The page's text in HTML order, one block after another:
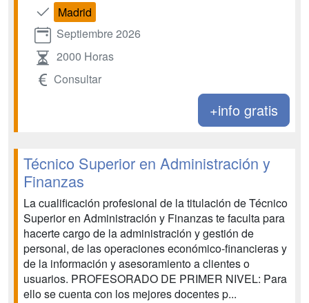
Madrid
Septiembre 2026
2000 Horas
Consultar
+info gratis
Técnico Superior en Administración y
Finanzas
La cualificación profesional de la titulación de Técnico
Superior en Administración y Finanzas te faculta para
hacerte cargo de la administración y gestión de
personal, de las operaciones económico-financieras y
de la información y asesoramiento a clientes o
usuarios. PROFESORADO DE PRIMER NIVEL: Para
ello se cuenta con los mejores docentes p...